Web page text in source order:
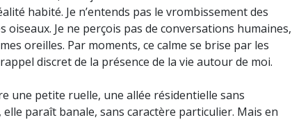
habité. Je n’entends pas le vrombissement des
oiseaux. Je ne perçois pas de conversations humaines,
oreilles. Par moments, ce calme se brise par les
discret de la présence de la vie autour de moi.
une petite ruelle, une allée résidentielle sans
paraît banale, sans caractère particulier. Mais en